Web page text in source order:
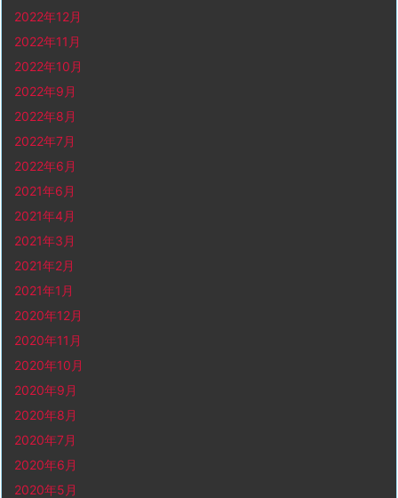
2022年12月
2022年11月
2022年10月
2022年9月
2022年8月
2022年7月
2022年6月
2021年6月
2021年4月
2021年3月
2021年2月
2021年1月
2020年12月
2020年11月
2020年10月
2020年9月
2020年8月
2020年7月
2020年6月
2020年5月